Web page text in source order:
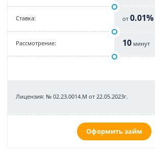
Cтавка: от 0.01%
Рассмотрение: 10 минут
Лицензия: № 02.23.0014.М от 22.05.2023г.
Оформить займ